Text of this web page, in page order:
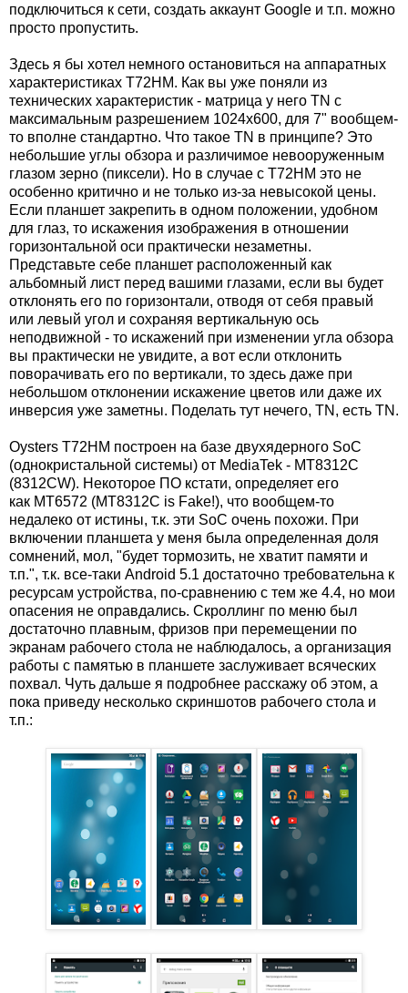
подключиться к сети, создать аккаунт Google и т.п. можно
просто пропустить.
Здесь я бы хотел немного остановиться на аппаратных
характеристиках T72HM. Как вы уже поняли из
технических характеристик - матрица у него TN с
максимальным разрешением 1024x600, для 7" вообщем-
то вполне стандартно. Что такое TN в принципе? Это
небольшие углы обзора и различимое невооруженным
глазом зерно (пиксели). Но в случае с T72HM это не
особенно критично и не только из-за невысокой цены.
Если планшет закрепить в одном положении, удобном
для глаз, то искажения изображения в отношении
горизонтальной оси практически незаметны.
Представьте себе планшет расположенный как
альбомный лист перед вашими глазами, если вы будет
отклонять его по горизонтали, отводя от себя правый
или левый угол и сохраняя вертикальную ось
неподвижной - то искажений при изменении угла обзора
вы практически не увидите, а вот если отклонить
поворачивать его по вертикали, то здесь даже при
небольшом отклонении искажение цветов или даже их
инверсия уже заметны. Поделать тут нечего, TN, есть TN.
Oysters T72HM построен на базе двухядерного SoC
(однокристальной системы) от MediaTek - MT8312C
(8312CW). Некоторое ПО кстати, определяет его
как MT6572 (MT8312C is Fake!), что вообщем-то
недалеко от истины, т.к. эти SoC очень похожи. При
включении планшета у меня была определенная доля
сомнений, мол, "будет тормозить, не хватит памяти и
т.п.", т.к. все-таки Android 5.1 достаточно требовательна к
ресурсам устройства, по-сравнению с тем же 4.4, но мои
опасения не оправдались. Скроллинг по меню был
достаточно плавным, фризов при перемещении по
экранам рабочего стола не наблюдалось, а организация
работы с памятью в планшете заслуживает всяческих
похвал. Чуть дальше я подробнее расскажу об этом, а
пока приведу несколько скриншотов рабочего стола и
т.п.: